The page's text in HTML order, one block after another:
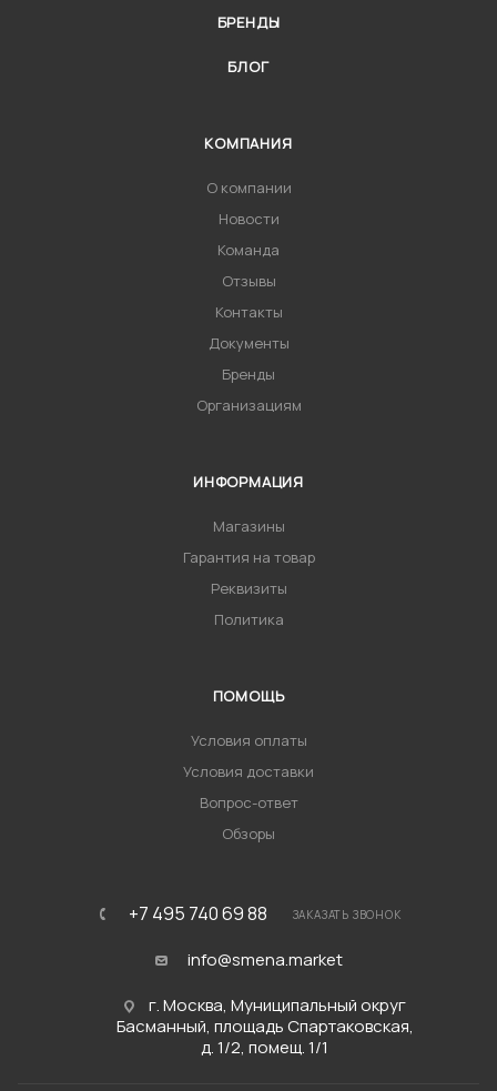
БРЕНДЫ
БЛОГ
КОМПАНИЯ
О компании
Новости
Команда
Отзывы
Контакты
Документы
Бренды
Организациям
ИНФОРМАЦИЯ
Магазины
Гарантия на товар
Реквизиты
Политика
ПОМОЩЬ
Условия оплаты
Условия доставки
Вопрос-ответ
Обзоры
+7 495 740 69 88 ЗАКАЗАТЬ ЗВОНОК
info@smena.market
г. Москва, Муниципальный округ
Басманный, площадь Спартаковская,
д. 1/2, помещ. 1/1